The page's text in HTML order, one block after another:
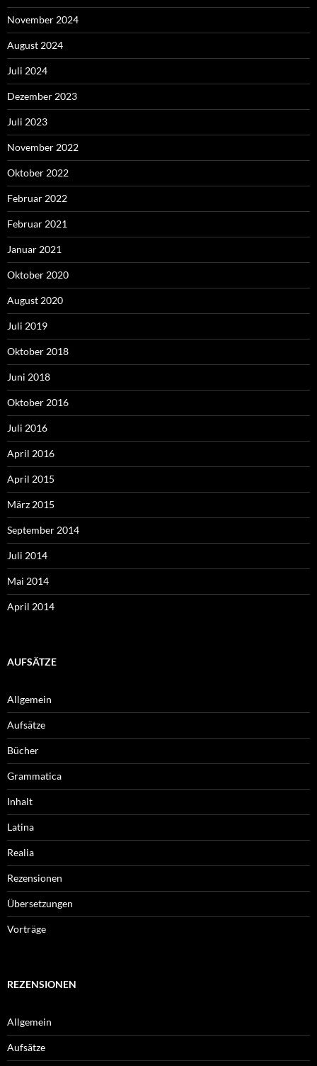
November 2024
August 2024
Juli 2024
Dezember 2023
Juli 2023
November 2022
Oktober 2022
Februar 2022
Februar 2021
Januar 2021
Oktober 2020
August 2020
Juli 2019
Oktober 2018
Juni 2018
Oktober 2016
Juli 2016
April 2016
April 2015
März 2015
September 2014
Juli 2014
Mai 2014
April 2014
AUFSÄTZE
Allgemein
Aufsätze
Bücher
Grammatica
Inhalt
Latina
Realia
Rezensionen
Übersetzungen
Vorträge
REZENSIONEN
Allgemein
Aufsätze